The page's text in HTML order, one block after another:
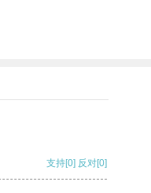
支持[0] 反对[0]